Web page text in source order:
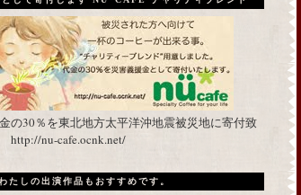
の30％を東北地方太平洋沖地震被災地に寄付致
http://nu-cafe.ocnk.net/
たしの出演作品もおすすめです。